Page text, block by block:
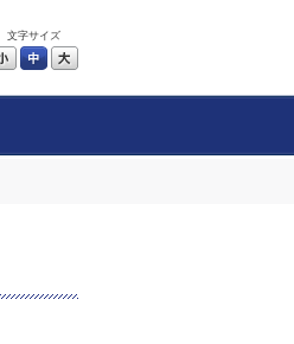
文字サイズ
小 中